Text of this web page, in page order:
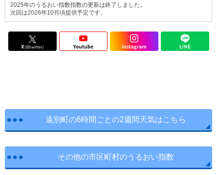
2025年のうるおい指数指数の更新は終了しました。
次回は2026年10月頃提供予定です。
遠別町の6時間ごとの2週間天気はこちら
その他の市区町村のうるおい指数